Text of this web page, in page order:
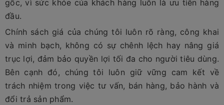
gốc, vì sức khỏe của khách hàng luôn là ưu tiên hàng
đầu.
Chính sách giá của chúng tôi luôn rõ ràng, công khai
và minh bạch, không có sự chênh lệch hay nâng giá
trục lợi, đảm bảo quyền lợi tối đa cho người tiêu dùng.
Bên cạnh đó, chúng tôi luôn giữ vững cam kết về
trách nhiệm trong việc tư vấn, bán hàng, bảo hành và
đổi trả sản phẩm.